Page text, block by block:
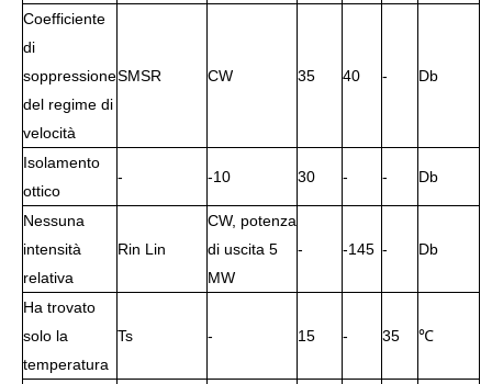
Coefficiente
di
soppressione
del regime di
velocità
SMSR CW 35 40 - Db
Isolamento
ottico
- -10 30 - - Db
Nessuna
intensità
relativa
Rin Lin
CW, potenza
di uscita 5
MW
- -145 - Db
Ha trovato
solo la
temperatura
Ts - 15 - 35 ℃